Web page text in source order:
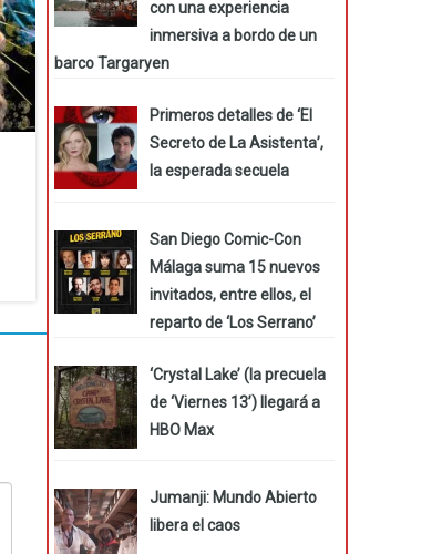
con una experiencia
inmersiva a bordo de un
barco Targaryen
Primeros detalles de ‘El
Secreto de La Asistenta’,
la esperada secuela
San Diego Comic-Con
Málaga suma 15 nuevos
invitados, entre ellos, el
reparto de ‘Los Serrano’
‘Crystal Lake’ (la precuela
de ‘Viernes 13’) llegará a
HBO Max
Jumanji: Mundo Abierto
libera el caos